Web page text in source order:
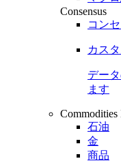
Consensus
コン
カス
デー
ます
Commodities
石油
金
商品